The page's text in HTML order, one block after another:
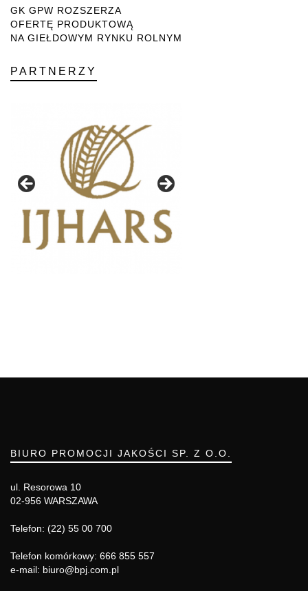
GK GPW ROZSZERZA
OFERTĘ PRODUKTOWĄ
NA GIEŁDOWYM RYNKU ROLNYM
PARTNERZY
BIURO PROMOCJI JAKOŚCI SP. Z O.O.
ul. Resorowa 10
02-956 WARSZAWA
Telefon: (22) 55 00 700
Telefon komórkowy: 666 855 557
e-mail: biuro@bpj.com.pl